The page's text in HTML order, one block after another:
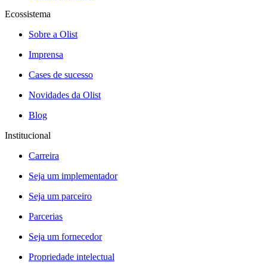
Ecossistema
Sobre a Olist
Imprensa
Cases de sucesso
Novidades da Olist
Blog
Institucional
Carreira
Seja um implementador
Seja um parceiro
Parcerias
Seja um fornecedor
Propriedade intelectual